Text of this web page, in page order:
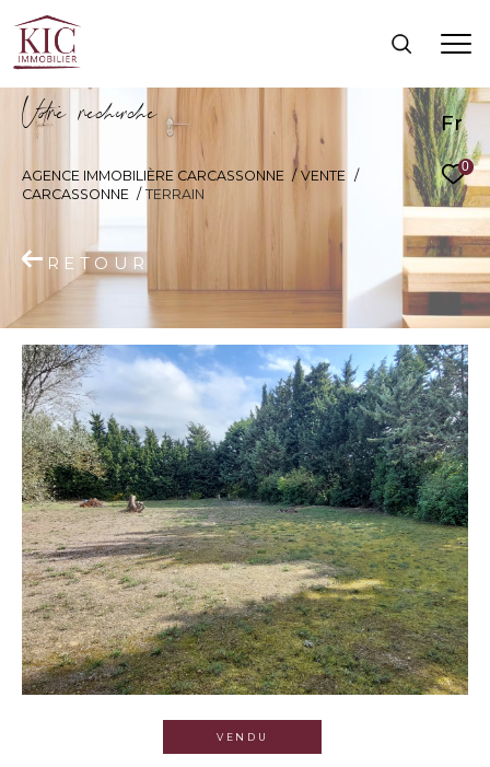
Fr
0
Vore recece
AGENCE IMMOBILIÈRE CARCASSONNE
VENTE
CARCASSONNE
TERRAIN
RETOUR
VENDU